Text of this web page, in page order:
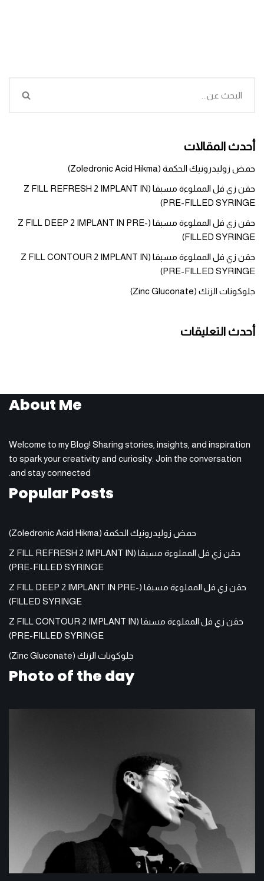
أحدث المقالات
حمض زوليدرونيك الحكمة (Zoledronic Acid Hikma)
حقن زي فل المملوءة مسبقا (Z FILL REFRESH 2 IMPLANT IN
PRE-FILLED SYRINGE)
حقن زي فل المملوءة مسبقا (Z FILL DEEP 2 IMPLANT IN PRE-
FILLED SYRINGE)
حقن زي فل المملوءة مسبقا (Z FILL CONTOUR 2 IMPLANT IN
PRE-FILLED SYRINGE)
جلوكونات الزنك (Zinc Gluconate)
أحدث التعليقات
About Me
Welcome to my Blog! Sharing stories, insights, and inspiration
to spark your creativity and curiosity. Join the conversation
and stay connected.
Popular Posts
حمض زوليدرونيك الحكمة (Zoledronic Acid Hikma)
حقن زي فل المملوءة مسبقا (Z FILL REFRESH 2 IMPLANT IN
PRE-FILLED SYRINGE)
حقن زي فل المملوءة مسبقا (Z FILL DEEP 2 IMPLANT IN PRE-
FILLED SYRINGE)
حقن زي فل المملوءة مسبقا (Z FILL CONTOUR 2 IMPLANT IN
PRE-FILLED SYRINGE)
جلوكونات الزنك (Zinc Gluconate)
Photo of the day